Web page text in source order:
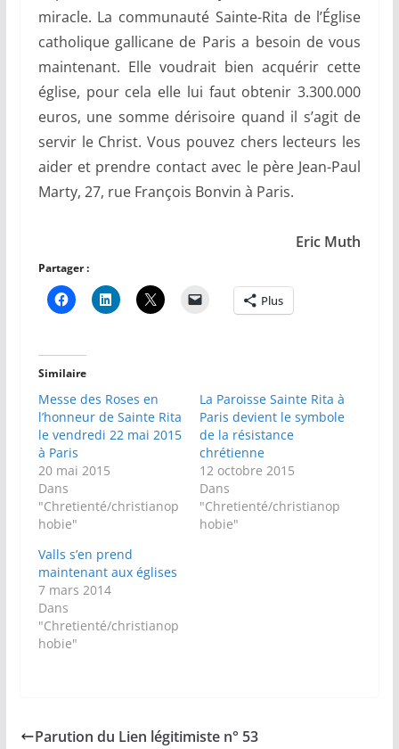
miracle. La communauté Sainte-Rita de l’Église
catholique gallicane de Paris a besoin de vous
maintenant. Elle voudrait bien acquérir cette
église, pour cela elle lui faut obtenir 3.300.000
euros, une somme dérisoire quand il s’agit de
servir le Christ. Vous pouvez chers lecteurs les
aider et prendre contact avec le père Jean-Paul
Marty, 27, rue François Bonvin à Paris.
Eric Muth
Partager :
Plus
Similaire
Messe des Roses en
l’honneur de Sainte Rita
le vendredi 22 mai 2015
à Paris
20 mai 2015
Dans
"Chretienté/christianop
hobie"
La Paroisse Sainte Rita à
Paris devient le symbole
de la résistance
chrétienne
12 octobre 2015
Dans
"Chretienté/christianop
hobie"
Valls s’en prend
maintenant aux églises
7 mars 2014
Dans
"Chretienté/christianop
hobie"
Parution du Lien légitimiste n° 53